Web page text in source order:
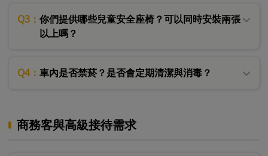
Q3： 你們提供哪些兒童安全座椅？可以同時安裝兩張
以上嗎？
Q4： 車內是否禁菸？是否會定期清潔與消毒？
商務客與高級接待需求